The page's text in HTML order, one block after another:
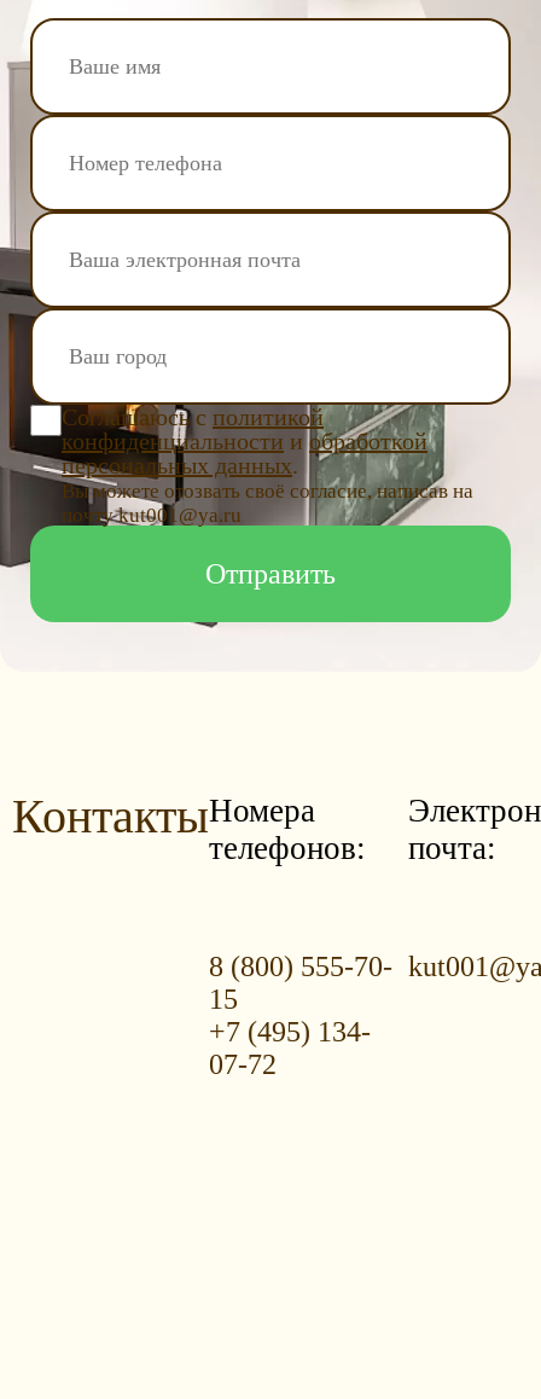
Соглашаюсь с политикой
конфиденциальности и обработкой
персональных данных.
Вы можете отозвать своё согласие, написав на
почту kut001@ya.ru
КонтактыНомера
телефонов:
8 (800) 555-70-
15
+7 (495) 134-
07-72
почта: